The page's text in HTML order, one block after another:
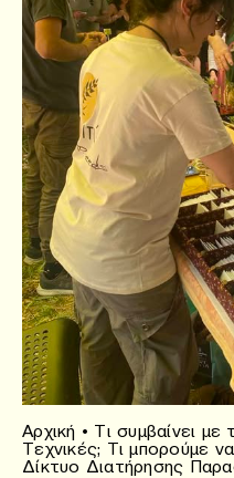
Αρχική • Τι συμβαίνει με
Τεχνικές; Τι μπορούμε
Δίκτυο Διατήρησης